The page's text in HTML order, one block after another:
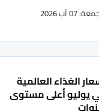
07 آب 2026
الغذاء العالمية
يوليو أعلى مستوى